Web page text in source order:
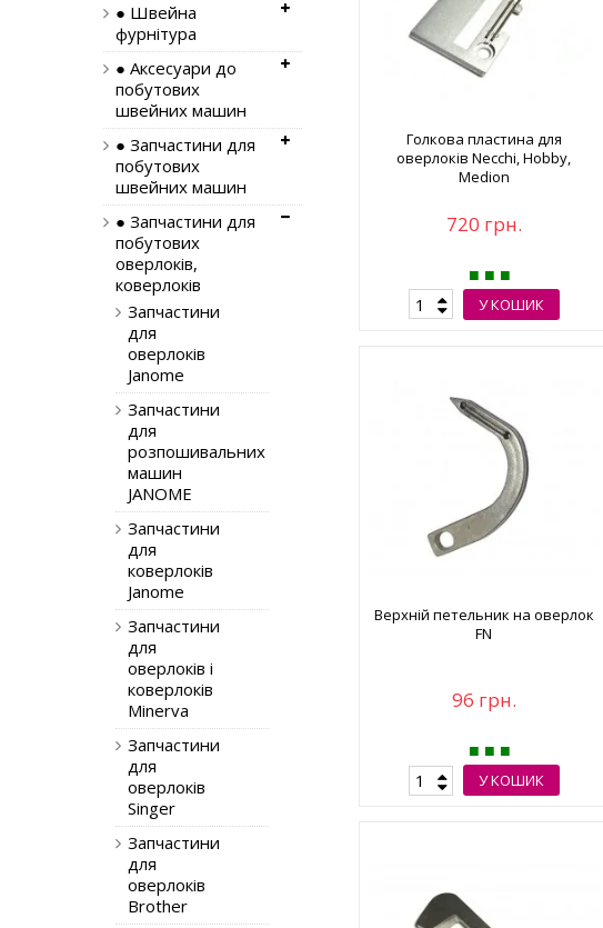
Голкова пластина для
оверлоків Necchi, Hobby,
Medion
720 грн.
У КОШИК
Верхній петельник на оверлок
FN
96 грн.
У КОШИК
● Швейна
фурнітура
● Аксесуари до
побутових
швейних машин
● Запчастини для
побутових
швейних машин
● Запчастини для
побутових
оверлоків,
коверлоків
Запчастини
для
оверлоків
Janome
Запчастини
для
розпошивальних
машин
JANOME
Запчастини
для
коверлоків
Janome
Запчастини
для
оверлоків і
коверлоків
Minerva
Запчастини
для
оверлоків
Singer
Запчастини
для
оверлоків
Brother